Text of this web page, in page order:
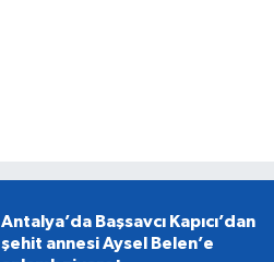
Antalya’da Başsavcı Kapıcı’dan
şehit annesi Aysel Belen’e